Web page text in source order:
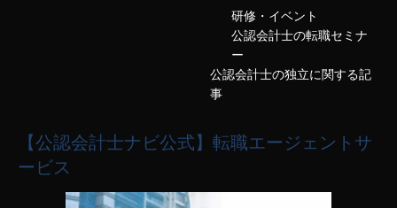
研修・イベント
公認会計士の転職セミナ
ー
公認会計士の独立に関する記
事
【公認会計士ナビ公式】転職エージェントサ
ービス